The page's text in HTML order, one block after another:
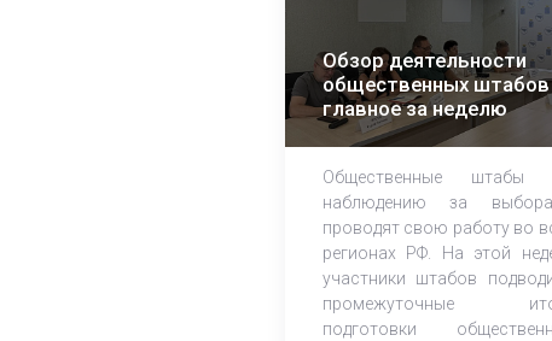
Обзор деятельности
общественных штабов
главное за неделю
Общественные штабы
наблюдению за
проводят свою работу во
регионах РФ. На этой
участники штабов
промежуточные
подготовки